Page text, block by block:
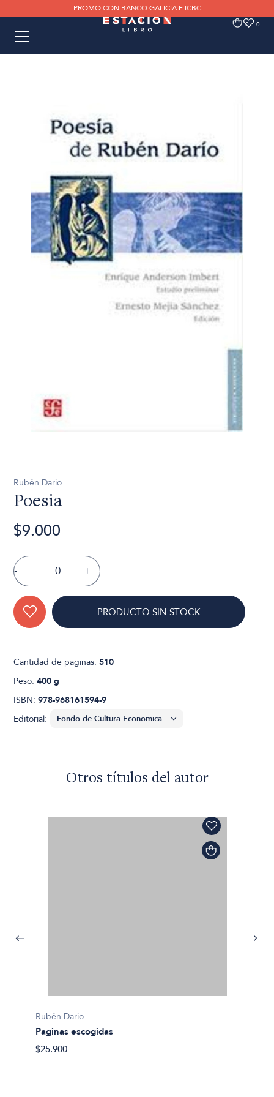
PROMO CON BANCO GALICIA E ICBC
0 0
Rubén Dario
Poesia
$9.000
- +
PRODUCTO SIN STOCK
Cantidad de páginas:510
Peso:400 g
ISBN:978-968161594-9
Editorial:
Otros títulos del autor
Rubén Dario
Paginas escogidas
$25.900